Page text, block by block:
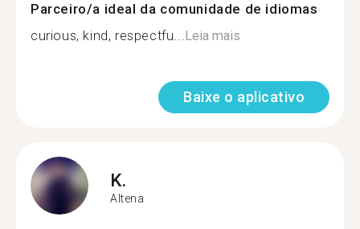
Parceiro/a ideal da comunidade de idiomas
curious, kind, respectfu...Leia mais
Baixe o aplicativo
K.
Altena